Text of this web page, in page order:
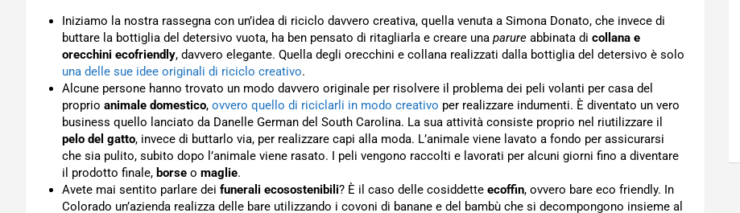
Iniziamo la nostra rassegna con un’idea di riciclo davvero creativa, quella venuta a Simona Donato, che invece di
buttare la bottiglia del detersivo vuota, ha ben pensato di ritagliarla e creare una parure abbinata di collana e
orecchini ecofriendly, davvero elegante. Quella degli orecchini e collana realizzati dalla bottiglia del detersivo è solo
una delle sue idee originali di riciclo creativo.
Alcune persone hanno trovato un modo davvero originale per risolvere il problema dei peli volanti per casa del
proprio animale domestico, ovvero quello di riciclarli in modo creativo per realizzare indumenti. È diventato un vero
business quello lanciato da Danelle German del South Carolina. La sua attività consiste proprio nel riutilizzare il
pelo del gatto, invece di buttarlo via, per realizzare capi alla moda. L’animale viene lavato a fondo per assicurarsi
che sia pulito, subito dopo l’animale viene rasato. I peli vengono raccolti e lavorati per alcuni giorni fino a diventare
il prodotto finale, borse o maglie.
Avete mai sentito parlare dei funerali ecosostenibili? È il caso delle cosiddette ecoffin, ovvero bare eco friendly. In
Colorado un’azienda realizza delle bare utilizzando i covoni di banane e del bambù che si decompongono insieme al